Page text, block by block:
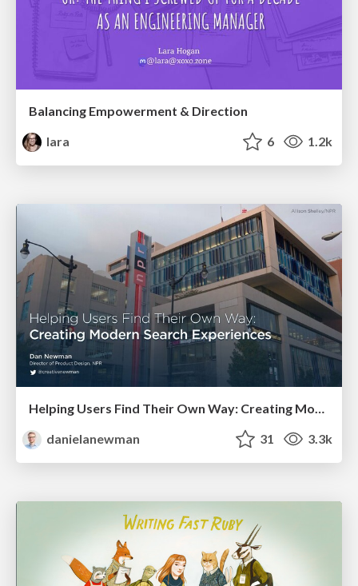
Balancing Empowerment & Direction
lara
6 1.2k
Helping Users Find Their Own Way: Creating Modern Search Experiences
danielanewman
31 3.3k